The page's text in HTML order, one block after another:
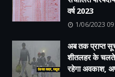
वर्ष 2023
1/06/2023
अब तक प्राप्त
शीतलहर के चलते
रहेगा अवकाश,